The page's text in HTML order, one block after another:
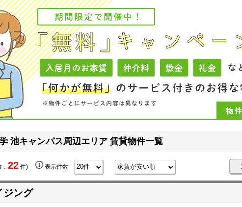
池キャンパス周辺エリア 賃貸物件一覧
22 件) 表示件数
ジング